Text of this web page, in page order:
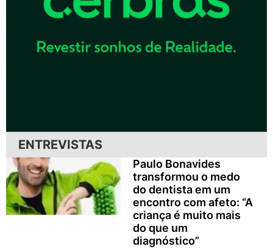
ENTREVISTAS
Paulo Bonavides
transformou o medo
do dentista em um
encontro com afeto: “A
criança é muito mais
do que um
diagnóstico”